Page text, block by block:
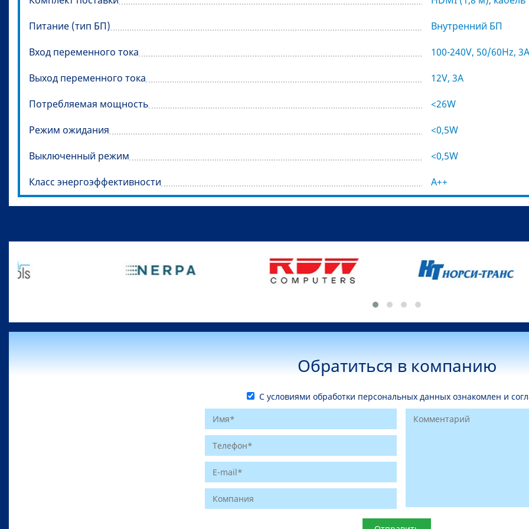
Питание (тип БП)
Внутренний БП
Вход переменного тока
100-240V, 50/60Hz, 3A
Выход переменного тока
12V, 3A
Потребляемая мощность
<26W
Режим ожидания
<0,5W
Выключенный режим
<0,5W
Класс энергоэффективности
A++
Обратиться в компанию
С условиями обработки персональных данных ознакомлен и